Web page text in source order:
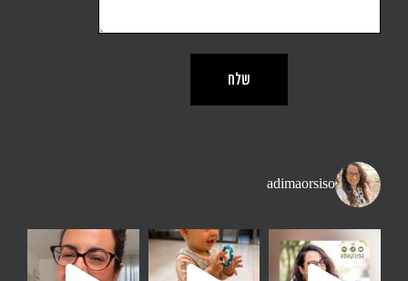
adimaorsiso
יותר זמן בחוץ מאשר
זו משפט שאני שומעת הרבה - אני רוצה